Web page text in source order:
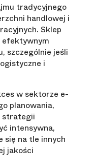
tradycyjnego
handlowej i
Sklep
efektywnym
szczególnie jeśli
i
w sektorze e-
planowania,
strategii
intensywna,
się na tle innych
jakości